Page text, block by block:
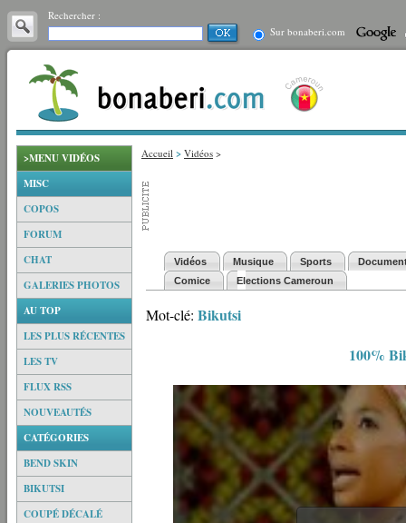
Rechercher :
Sur bonaberi.com
>MENU VIDÉOS
MISC
COPOS
FORUM
CHAT
GALERIES PHOTOS
AU TOP
LES PLUS RÉCENTES
LES TV
FLUX RSS
NOUVEAUTÉS
CATÉGORIES
BEND SKIN
BIKUTSI
COUPÉ DÉCALÉ
Accueil > Vidéos >
Vidéos Musique Sports
Comice
Elections Cameroun
Mot-clé: Bikutsi
100%